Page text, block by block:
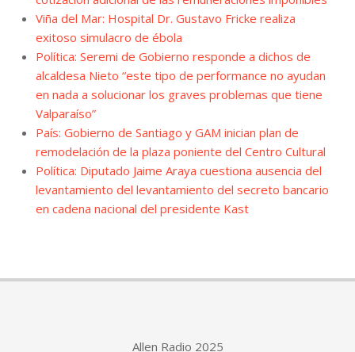
Viña del Mar: Hospital Dr. Gustavo Fricke realiza
exitoso simulacro de ébola
Política: Seremi de Gobierno responde a dichos de
alcaldesa Nieto “este tipo de performance no ayudan
en nada a solucionar los graves problemas que tiene
Valparaíso”
País: Gobierno de Santiago y GAM inician plan de
remodelación de la plaza poniente del Centro Cultural
Política: Diputado Jaime Araya cuestiona ausencia del
levantamiento del levantamiento del secreto bancario
en cadena nacional del presidente Kast
Allen Radio 2025